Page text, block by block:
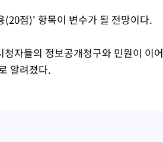
(20점)' 항목이 변수가 될 전망이다.
자들의 정보공개청구와 민원이 이어
알려졌다.